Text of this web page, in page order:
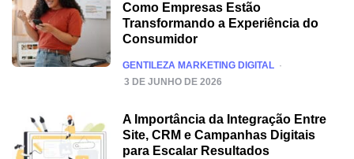
Como Empresas Estão
Transformando a Experiência do
Consumidor
POSTED
GENTILEZA MARKETING DIGITAL
3 DE JUNHO DE 2026
A Importância da Integração Entre
Site, CRM e Campanhas Digitais
para Escalar Resultados